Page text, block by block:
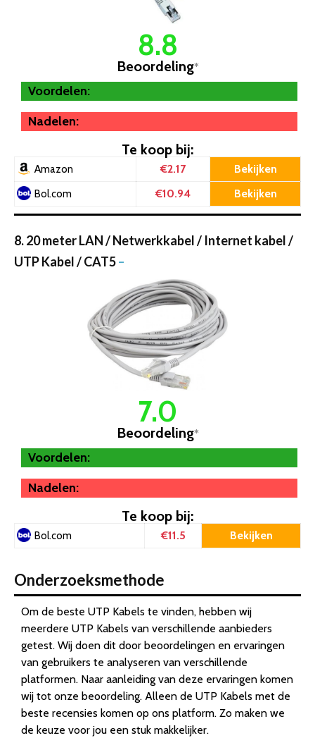
8.8
Beoordeling*
Voordelen:
Nadelen:
Te koop bij:
Amazon €2.17 Bekijken
Bol.com €10.94 Bekijken
8. 20 meter LAN / Netwerkkabel / Internet kabel /
UTP Kabel / CAT5–
7.0
Beoordeling*
Voordelen:
Nadelen:
Te koop bij:
Bol.com €11.5 Bekijken
Onderzoeksmethode
Om de beste UTP Kabels te vinden, hebben wij
meerdere UTP Kabels van verschillende aanbieders
getest. Wij doen dit door beoordelingen en ervaringen
van gebruikers te analyseren van verschillende
platformen. Naar aanleiding van deze ervaringen komen
wij tot onze beoordeling. Alleen de UTP Kabels met de
beste recensies komen op ons platform. Zo maken we
de keuze voor jou een stuk makkelijker.